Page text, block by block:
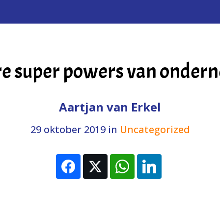
super powers van
Aartjan van Erkel
29 oktober 2019in Uncategorized